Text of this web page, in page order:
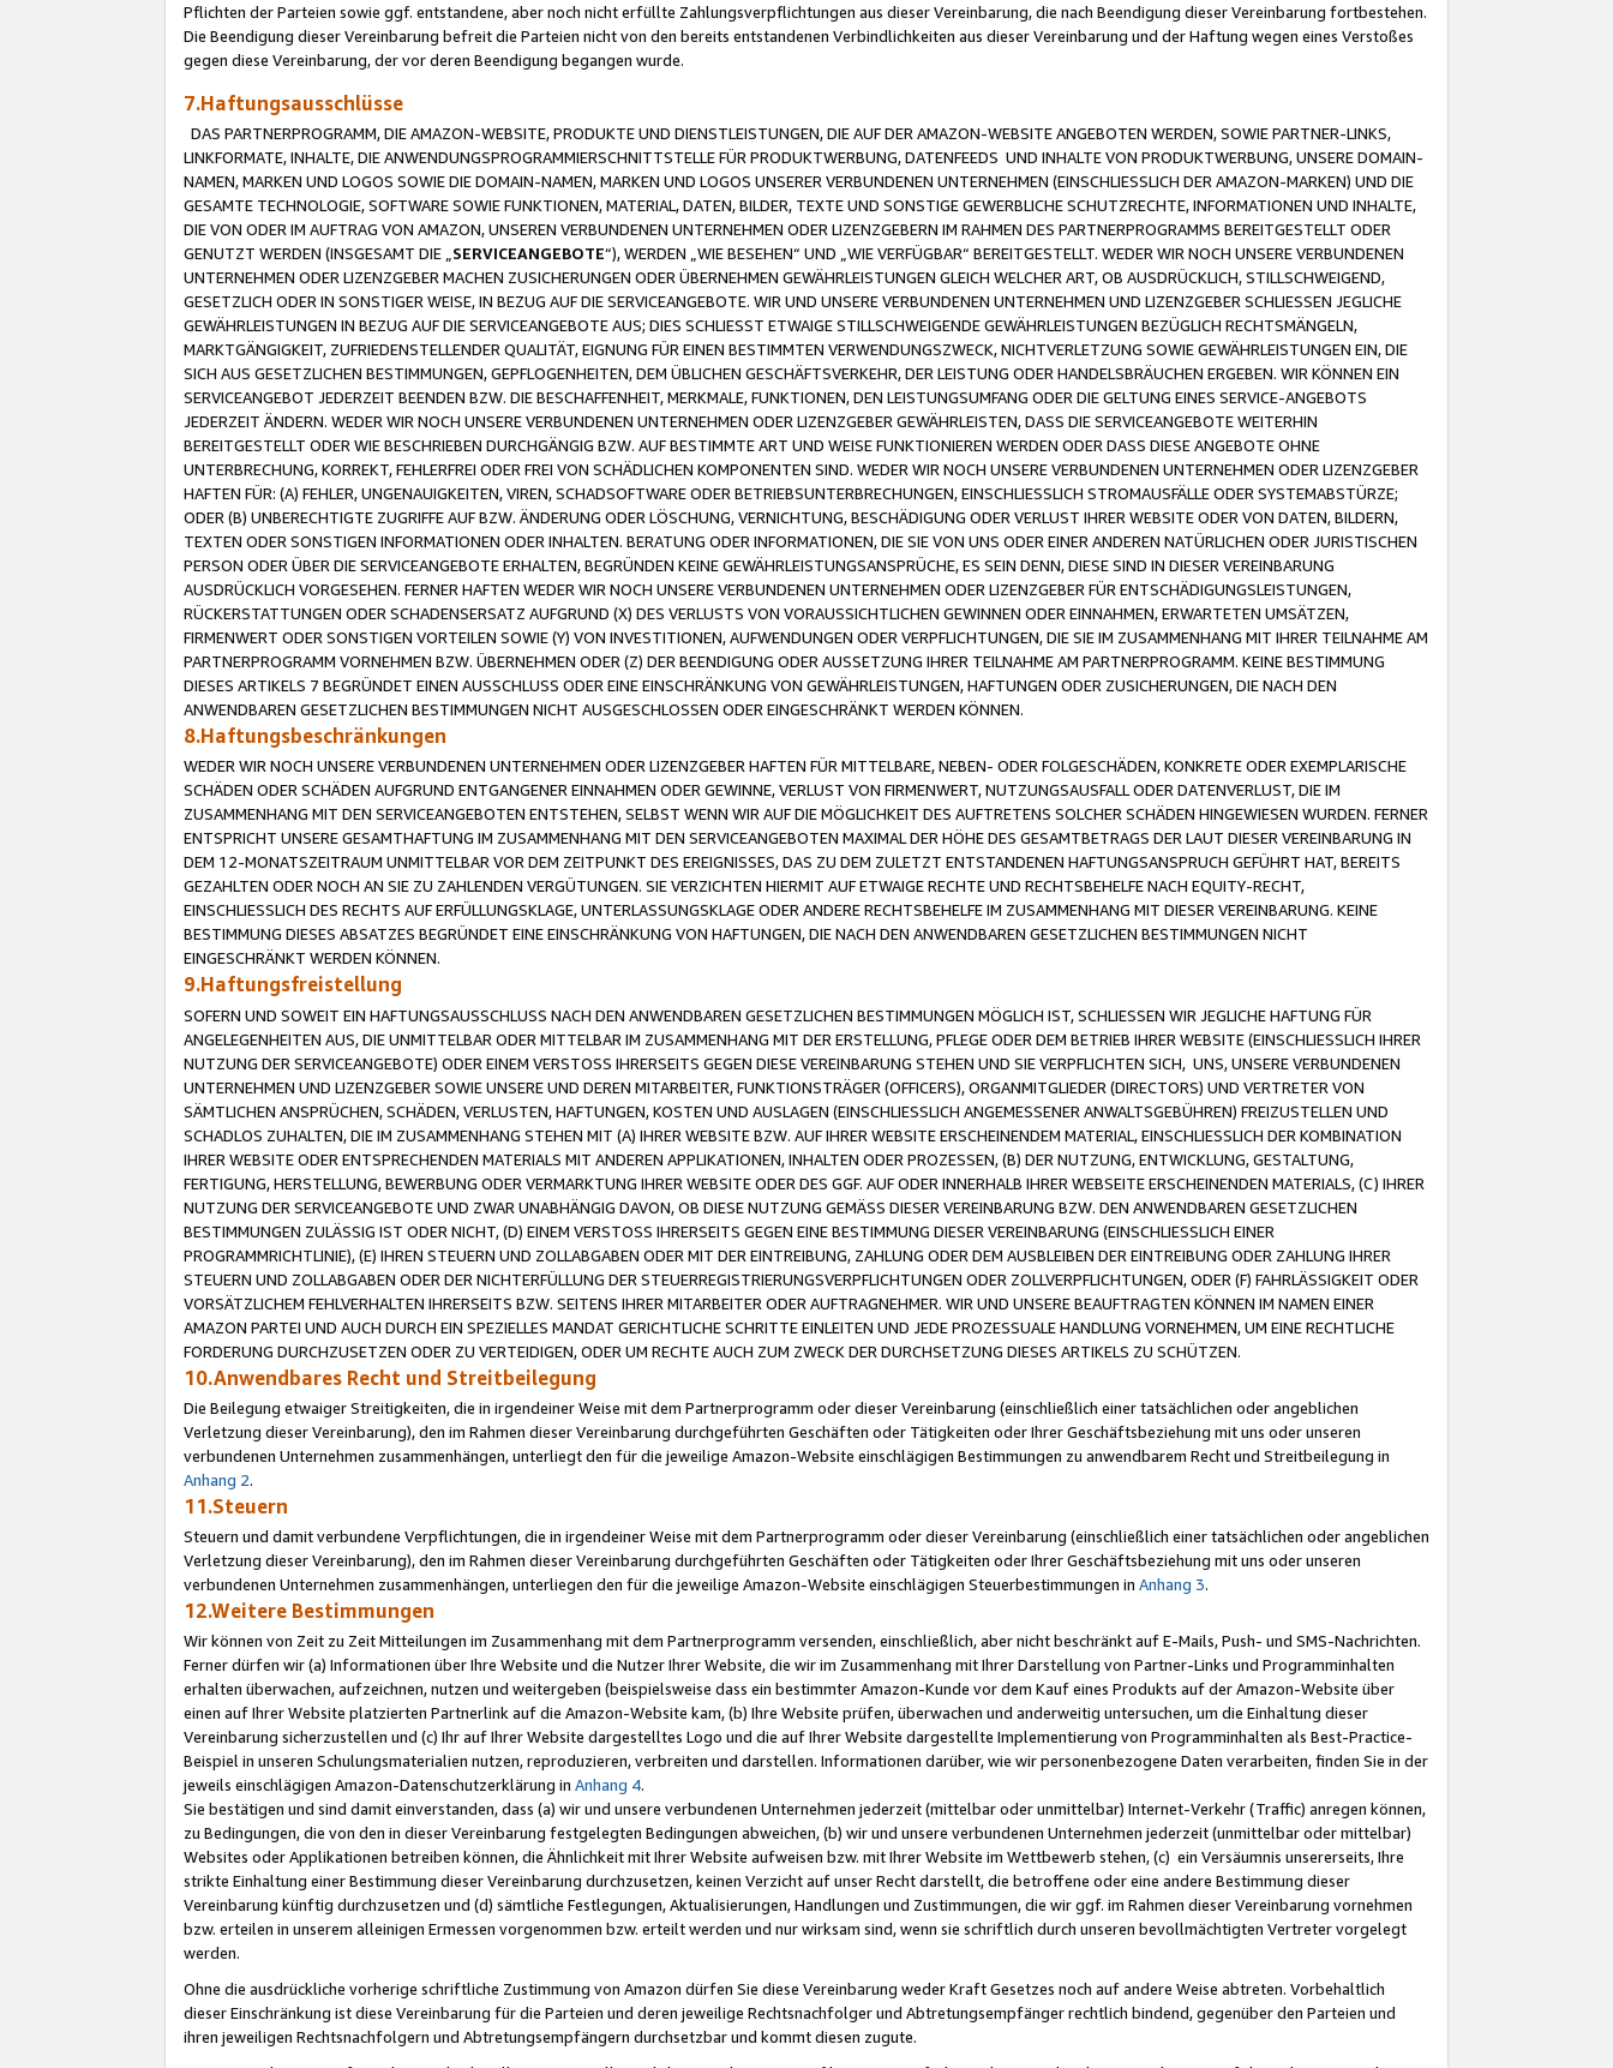
Pflichten der Parteien sowie ggf. entstandene, aber noch nicht erfüllte Zahlungsverpflichtungen aus dieser Vereinbarung, die nach Beendigung dieser Vereinbarung fortbestehen.
Die Beendigung dieser Vereinbarung befreit die Parteien nicht von den bereits entstandenen Verbindlichkeiten aus dieser Vereinbarung und der Haftung wegen eines Verstoßes
gegen diese Vereinbarung, der vor deren Beendigung begangen wurde.
7.Haftungsausschlüsse
DAS PARTNERPROGRAMM, DIE AMAZON-WEBSITE, PRODUKTE UND DIENSTLEISTUNGEN, DIE AUF DER AMAZON-WEBSITE ANGEBOTEN WERDEN, SOWIE PARTNER-LINKS,
LINKFORMATE, INHALTE, DIE ANWENDUNGSPROGRAMMIERSCHNITTSTELLE FÜR PRODUKTWERBUNG, DATENFEEDS UND INHALTE VON PRODUKTWERBUNG, UNSERE DOMAIN-
NAMEN, MARKEN UND LOGOS SOWIE DIE DOMAIN-NAMEN, MARKEN UND LOGOS UNSERER VERBUNDENEN UNTERNEHMEN (EINSCHLIESSLICH DER AMAZON-MARKEN) UND DIE
GESAMTE TECHNOLOGIE, SOFTWARE SOWIE FUNKTIONEN, MATERIAL, DATEN, BILDER, TEXTE UND SONSTIGE GEWERBLICHE SCHUTZRECHTE, INFORMATIONEN UND INHALTE,
DIE VON ODER IM AUFTRAG VON AMAZON, UNSEREN VERBUNDENEN UNTERNEHMEN ODER LIZENZGEBERN IM RAHMEN DES PARTNERPROGRAMMS BEREITGESTELLT ODER
GENUTZT WERDEN (INSGESAMT DIE „ SERVICEANGEBOTE“), WERDEN „WIE BESEHEN“ UND „WIE VERFÜGBAR“ BEREITGESTELLT. WEDER WIR NOCH UNSERE VERBUNDENEN
UNTERNEHMEN ODER LIZENZGEBER MACHEN ZUSICHERUNGEN ODER ÜBERNEHMEN GEWÄHRLEISTUNGEN GLEICH WELCHER ART, OB AUSDRÜCKLICH, STILLSCHWEIGEND,
GESETZLICH ODER IN SONSTIGER WEISE, IN BEZUG AUF DIE SERVICEANGEBOTE. WIR UND UNSERE VERBUNDENEN UNTERNEHMEN UND LIZENZGEBER SCHLIESSEN JEGLICHE
GEWÄHRLEISTUNGEN IN BEZUG AUF DIE SERVICEANGEBOTE AUS; DIES SCHLIESST ETWAIGE STILLSCHWEIGENDE GEWÄHRLEISTUNGEN BEZÜGLICH RECHTSMÄNGELN,
MARKTGÄNGIGKEIT, ZUFRIEDENSTELLENDER QUALITÄT, EIGNUNG FÜR EINEN BESTIMMTEN VERWENDUNGSZWECK, NICHTVERLETZUNG SOWIE GEWÄHRLEISTUNGEN EIN, DIE
SICH AUS GESETZLICHEN BESTIMMUNGEN, GEPFLOGENHEITEN, DEM ÜBLICHEN GESCHÄFTSVERKEHR, DER LEISTUNG ODER HANDELSBRÄUCHEN ERGEBEN. WIR KÖNNEN EIN
SERVICEANGEBOT JEDERZEIT BEENDEN BZW. DIE BESCHAFFENHEIT, MERKMALE, FUNKTIONEN, DEN LEISTUNGSUMFANG ODER DIE GELTUNG EINES SERVICE-ANGEBOTS
JEDERZEIT ÄNDERN. WEDER WIR NOCH UNSERE VERBUNDENEN UNTERNEHMEN ODER LIZENZGEBER GEWÄHRLEISTEN, DASS DIE SERVICEANGEBOTE WEITERHIN
BEREITGESTELLT ODER WIE BESCHRIEBEN DURCHGÄNGIG BZW. AUF BESTIMMTE ART UND WEISE FUNKTIONIEREN WERDEN ODER DASS DIESE ANGEBOTE OHNE
UNTERBRECHUNG, KORREKT, FEHLERFREI ODER FREI VON SCHÄDLICHEN KOMPONENTEN SIND. WEDER WIR NOCH UNSERE VERBUNDENEN UNTERNEHMEN ODER LIZENZGEBER
HAFTEN FÜR: (A) FEHLER, UNGENAUIGKEITEN, VIREN, SCHADSOFTWARE ODER BETRIEBSUNTERBRECHUNGEN, EINSCHLIESSLICH STROMAUSFÄLLE ODER SYSTEMABSTÜRZE;
ODER (B) UNBERECHTIGTE ZUGRIFFE AUF BZW. ÄNDERUNG ODER LÖSCHUNG, VERNICHTUNG, BESCHÄDIGUNG ODER VERLUST IHRER WEBSITE ODER VON DATEN, BILDERN,
TEXTEN ODER SONSTIGEN INFORMATIONEN ODER INHALTEN. BERATUNG ODER INFORMATIONEN, DIE SIE VON UNS ODER EINER ANDEREN NATÜRLICHEN ODER JURISTISCHEN
PERSON ODER ÜBER DIE SERVICEANGEBOTE ERHALTEN, BEGRÜNDEN KEINE GEWÄHRLEISTUNGSANSPRÜCHE, ES SEIN DENN, DIESE SIND IN DIESER VEREINBARUNG
AUSDRÜCKLICH VORGESEHEN. FERNER HAFTEN WEDER WIR NOCH UNSERE VERBUNDENEN UNTERNEHMEN ODER LIZENZGEBER FÜR ENTSCHÄDIGUNGSLEISTUNGEN,
RÜCKERSTATTUNGEN ODER SCHADENSERSATZ AUFGRUND (X) DES VERLUSTS VON VORAUSSICHTLICHEN GEWINNEN ODER EINNAHMEN, ERWARTETEN UMSÄTZEN,
FIRMENWERT ODER SONSTIGEN VORTEILEN SOWIE (Y) VON INVESTITIONEN, AUFWENDUNGEN ODER VERPFLICHTUNGEN, DIE SIE IM ZUSAMMENHANG MIT IHRER TEILNAHME AM
PARTNERPROGRAMM VORNEHMEN BZW. ÜBERNEHMEN ODER (Z) DER BEENDIGUNG ODER AUSSETZUNG IHRER TEILNAHME AM PARTNERPROGRAMM. KEINE BESTIMMUNG
DIESES ARTIKELS 7 BEGRÜNDET EINEN AUSSCHLUSS ODER EINE EINSCHRÄNKUNG VON GEWÄHRLEISTUNGEN, HAFTUNGEN ODER ZUSICHERUNGEN, DIE NACH DEN
ANWENDBAREN GESETZLICHEN BESTIMMUNGEN NICHT AUSGESCHLOSSEN ODER EINGESCHRÄNKT WERDEN KÖNNEN.
8.Haftungsbeschränkungen
WEDER WIR NOCH UNSERE VERBUNDENEN UNTERNEHMEN ODER LIZENZGEBER HAFTEN FÜR MITTELBARE, NEBEN- ODER FOLGESCHÄDEN, KONKRETE ODER EXEMPLARISCHE
SCHÄDEN ODER SCHÄDEN AUFGRUND ENTGANGENER EINNAHMEN ODER GEWINNE, VERLUST VON FIRMENWERT, NUTZUNGSAUSFALL ODER DATENVERLUST, DIE IM
ZUSAMMENHANG MIT DEN SERVICEANGEBOTEN ENTSTEHEN, SELBST WENN WIR AUF DIE MÖGLICHKEIT DES AUFTRETENS SOLCHER SCHÄDEN HINGEWIESEN WURDEN. FERNER
ENTSPRICHT UNSERE GESAMTHAFTUNG IM ZUSAMMENHANG MIT DEN SERVICEANGEBOTEN MAXIMAL DER HÖHE DES GESAMTBETRAGS DER LAUT DIESER VEREINBARUNG IN
DEM 12-MONATSZEITRAUM UNMITTELBAR VOR DEM ZEITPUNKT DES EREIGNISSES, DAS ZU DEM ZULETZT ENTSTANDENEN HAFTUNGSANSPRUCH GEFÜHRT HAT, BEREITS
GEZAHLTEN ODER NOCH AN SIE ZU ZAHLENDEN VERGÜTUNGEN. SIE VERZICHTEN HIERMIT AUF ETWAIGE RECHTE UND RECHTSBEHELFE NACH EQUITY-RECHT,
EINSCHLIESSLICH DES RECHTS AUF ERFÜLLUNGSKLAGE, UNTERLASSUNGSKLAGE ODER ANDERE RECHTSBEHELFE IM ZUSAMMENHANG MIT DIESER VEREINBARUNG. KEINE
BESTIMMUNG DIESES ABSATZES BEGRÜNDET EINE EINSCHRÄNKUNG VON HAFTUNGEN, DIE NACH DEN ANWENDBAREN GESETZLICHEN BESTIMMUNGEN NICHT
EINGESCHRÄNKT WERDEN KÖNNEN.
9.Haftungsfreistellung
SOFERN UND SOWEIT EIN HAFTUNGSAUSSCHLUSS NACH DEN ANWENDBAREN GESETZLICHEN BESTIMMUNGEN MÖGLICH IST, SCHLIESSEN WIR JEGLICHE HAFTUNG FÜR
ANGELEGENHEITEN AUS, DIE UNMITTELBAR ODER MITTELBAR IM ZUSAMMENHANG MIT DER ERSTELLUNG, PFLEGE ODER DEM BETRIEB IHRER WEBSITE (EINSCHLIESSLICH IHRER
NUTZUNG DER SERVICEANGEBOTE) ODER EINEM VERSTOSS IHRERSEITS GEGEN DIESE VEREINBARUNG STEHEN UND SIE VERPFLICHTEN SICH, UNS, UNSERE VERBUNDENEN
UNTERNEHMEN UND LIZENZGEBER SOWIE UNSERE UND DEREN MITARBEITER, FUNKTIONSTRÄGER (OFFICERS), ORGANMITGLIEDER (DIRECTORS) UND VERTRETER VON
SÄMTLICHEN ANSPRÜCHEN, SCHÄDEN, VERLUSTEN, HAFTUNGEN, KOSTEN UND AUSLAGEN (EINSCHLIESSLICH ANGEMESSENER ANWALTSGEBÜHREN) FREIZUSTELLEN UND
SCHADLOS ZUHALTEN, DIE IM ZUSAMMENHANG STEHEN MIT (A) IHRER WEBSITE BZW. AUF IHRER WEBSITE ERSCHEINENDEM MATERIAL, EINSCHLIESSLICH DER KOMBINATION
IHRER WEBSITE ODER ENTSPRECHENDEN MATERIALS MIT ANDEREN APPLIKATIONEN, INHALTEN ODER PROZESSEN, (B) DER NUTZUNG, ENTWICKLUNG, GESTALTUNG,
FERTIGUNG, HERSTELLUNG, BEWERBUNG ODER VERMARKTUNG IHRER WEBSITE ODER DES GGF. AUF ODER INNERHALB IHRER WEBSEITE ERSCHEINENDEN MATERIALS, (C) IHRER
NUTZUNG DER SERVICEANGEBOTE UND ZWAR UNABHÄNGIG DAVON, OB DIESE NUTZUNG GEMÄSS DIESER VEREINBARUNG BZW. DEN ANWENDBAREN GESETZLICHEN
BESTIMMUNGEN ZULÄSSIG IST ODER NICHT, (D) EINEM VERSTOSS IHRERSEITS GEGEN EINE BESTIMMUNG DIESER VEREINBARUNG (EINSCHLIESSLICH EINER
PROGRAMMRICHTLINIE), (E) IHREN STEUERN UND ZOLLABGABEN ODER MIT DER EINTREIBUNG, ZAHLUNG ODER DEM AUSBLEIBEN DER EINTREIBUNG ODER ZAHLUNG IHRER
STEUERN UND ZOLLABGABEN ODER DER NICHTERFÜLLUNG DER STEUERREGISTRIERUNGSVERPFLICHTUNGEN ODER ZOLLVERPFLICHTUNGEN, ODER (F) FAHRLÄSSIGKEIT ODER
VORSÄTZLICHEM FEHLVERHALTEN IHRERSEITS BZW. SEITENS IHRER MITARBEITER ODER AUFTRAGNEHMER. WIR UND UNSERE BEAUFTRAGTEN KÖNNEN IM NAMEN EINER
AMAZON PARTEI UND AUCH DURCH EIN SPEZIELLES MANDAT GERICHTLICHE SCHRITTE EINLEITEN UND JEDE PROZESSUALE HANDLUNG VORNEHMEN, UM EINE RECHTLICHE
FORDERUNG DURCHZUSETZEN ODER ZU VERTEIDIGEN, ODER UM RECHTE AUCH ZUM ZWECK DER DURCHSETZUNG DIESES ARTIKELS ZU SCHÜTZEN.
10.Anwendbares Recht und Streitbeilegung
Die Beilegung etwaiger Streitigkeiten, die in irgendeiner Weise mit dem Partnerprogramm oder dieser Vereinbarung (einschließlich einer tatsächlichen oder angeblichen
Verletzung dieser Vereinbarung), den im Rahmen dieser Vereinbarung durchgeführten Geschäften oder Tätigkeiten oder Ihrer Geschäftsbeziehung mit uns oder unseren
verbundenen Unternehmen zusammenhängen, unterliegt den für die jeweilige Amazon-Website einschlägigen Bestimmungen zu anwendbarem Recht und Streitbeilegung in
Anhang 2.
11.Steuern
Steuern und damit verbundene Verpflichtungen, die in irgendeiner Weise mit dem Partnerprogramm oder dieser Vereinbarung (einschließlich einer tatsächlichen oder angeblichen
Verletzung dieser Vereinbarung), den im Rahmen dieser Vereinbarung durchgeführten Geschäften oder Tätigkeiten oder Ihrer Geschäftsbeziehung mit uns oder unseren
verbundenen Unternehmen zusammenhängen, unterliegen den für die jeweilige Amazon-Website einschlägigen Steuerbestimmungen in Anhang 3.
12.Weitere Bestimmungen
Wir können von Zeit zu Zeit Mitteilungen im Zusammenhang mit dem Partnerprogramm versenden, einschließlich, aber nicht beschränkt auf E-Mails, Push- und SMS-Nachrichten.
Ferner dürfen wir (a) Informationen über Ihre Website und die Nutzer Ihrer Website, die wir im Zusammenhang mit Ihrer Darstellung von Partner-Links und Programminhalten
erhalten überwachen, aufzeichnen, nutzen und weitergeben (beispielsweise dass ein bestimmter Amazon-Kunde vor dem Kauf eines Produkts auf der Amazon-Website über
einen auf Ihrer Website platzierten Partnerlink auf die Amazon-Website kam, (b) Ihre Website prüfen, überwachen und anderweitig untersuchen, um die Einhaltung dieser
Vereinbarung sicherzustellen und (c) Ihr auf Ihrer Website dargestelltes Logo und die auf Ihrer Website dargestellte Implementierung von Programminhalten als Best-Practice-
Beispiel in unseren Schulungsmaterialien nutzen, reproduzieren, verbreiten und darstellen. Informationen darüber, wie wir personenbezogene Daten verarbeiten, finden Sie in der
jeweils einschlägigen Amazon-Datenschutzerklärung in Anhang 4.
Sie bestätigen und sind damit einverstanden, dass (a) wir und unsere verbundenen Unternehmen jederzeit (mittelbar oder unmittelbar) Internet-Verkehr (Traffic) anregen können,
zu Bedingungen, die von den in dieser Vereinbarung festgelegten Bedingungen abweichen, (b) wir und unsere verbundenen Unternehmen jederzeit (unmittelbar oder mittelbar)
Websites oder Applikationen betreiben können, die Ähnlichkeit mit Ihrer Website aufweisen bzw. mit Ihrer Website im Wettbewerb stehen, (c) ein Versäumnis unsererseits, Ihre
strikte Einhaltung einer Bestimmung dieser Vereinbarung durchzusetzen, keinen Verzicht auf unser Recht darstellt, die betroffene oder eine andere Bestimmung dieser
Vereinbarung künftig durchzusetzen und (d) sämtliche Festlegungen, Aktualisierungen, Handlungen und Zustimmungen, die wir ggf. im Rahmen dieser Vereinbarung vornehmen
bzw. erteilen in unserem alleinigen Ermessen vorgenommen bzw. erteilt werden und nur wirksam sind, wenn sie schriftlich durch unseren bevollmächtigten Vertreter vorgelegt
werden.
Ohne die ausdrückliche vorherige schriftliche Zustimmung von Amazon dürfen Sie diese Vereinbarung weder Kraft Gesetzes noch auf andere Weise abtreten. Vorbehaltlich
dieser Einschränkung ist diese Vereinbarung für die Parteien und deren jeweilige Rechtsnachfolger und Abtretungsempfänger rechtlich bindend, gegenüber den Parteien und
ihren jeweiligen Rechtsnachfolgern und Abtretungsempfängern durchsetzbar und kommt diesen zugute.